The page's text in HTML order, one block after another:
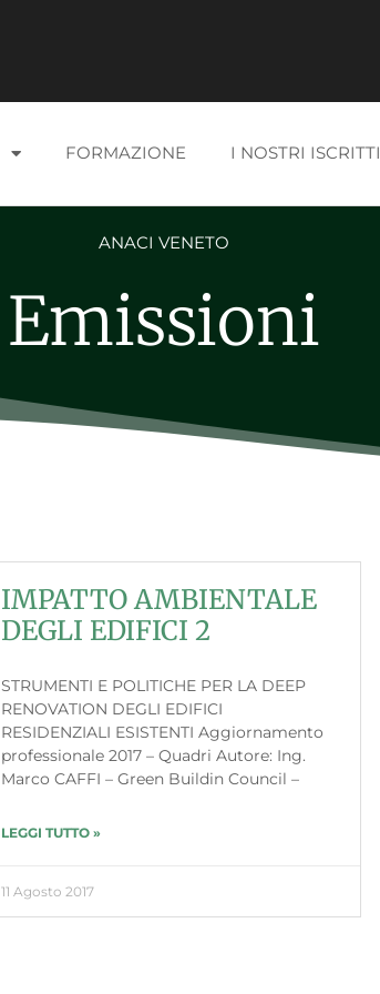
FORMAZIONE I NOSTRI ISCRITTI
ANACI VENETO
Emissioni
IMPATTO AMBIENTALE
DEGLI EDIFICI 2
STRUMENTI E POLITICHE PER LA DEEP
RENOVATION DEGLI EDIFICI
RESIDENZIALI ESISTENTI Aggiornamento
professionale 2017 – Quadri Autore: Ing.
Marco CAFFI – Green Buildin Council –
LEGGI TUTTO »
11 Agosto 2017